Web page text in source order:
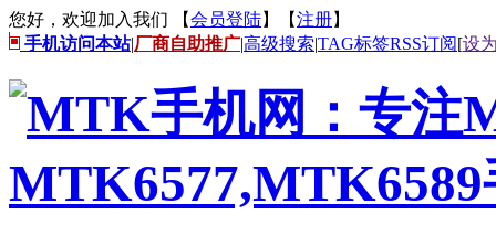
您好，欢迎加入我们 【会员登陆】【注册】
手机访问本站|厂商自助推广|高级搜索|TAG标签RSS订阅[设